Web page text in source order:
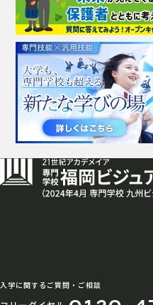
入学に関するご質問・ご相談